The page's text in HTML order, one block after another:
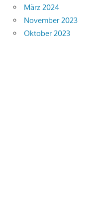
März 2024
November 2023
Oktober 2023